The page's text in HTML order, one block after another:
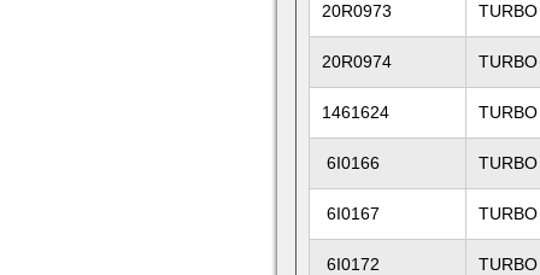
20R0973
20R0974
1461624
6I0166
6I0167
6I0172